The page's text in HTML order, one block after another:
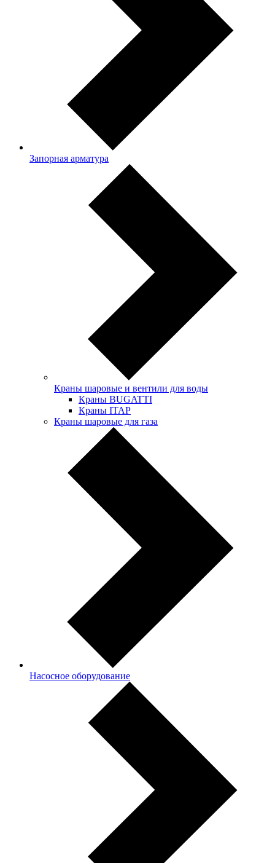
Запорная арматура
Краны шаровые и вентили для воды
Краны BUGATTI
Краны ITAP
Краны шаровые для газа
Насосное оборудование